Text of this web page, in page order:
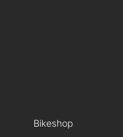
Bikeshop